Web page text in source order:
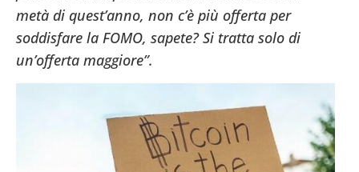
metà di quest’anno, non c’è più offerta per
soddisfare la FOMO, sapete? Si tratta solo di
un’offerta maggiore”.